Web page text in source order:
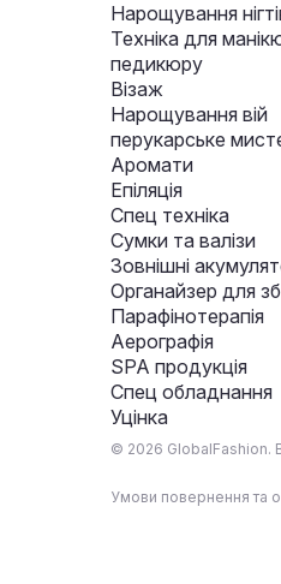
Нарощування
Техніка для
педикюру
Візаж
Нарощування вій
перукарське
Аромати
Епіляція
Спец техніка
Сумки та валізи
Зовнішні
Органайзер для
Парафінотерапія
Аерографія
SPA продукція
Спец обладнання
Уцінка
© 2026 GlobalFashion.
Умови повернення та